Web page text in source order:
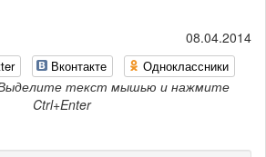
08.04.2014
Вконтакте Одноклассники
текст мышью и нажмите
Ctrl+Enter